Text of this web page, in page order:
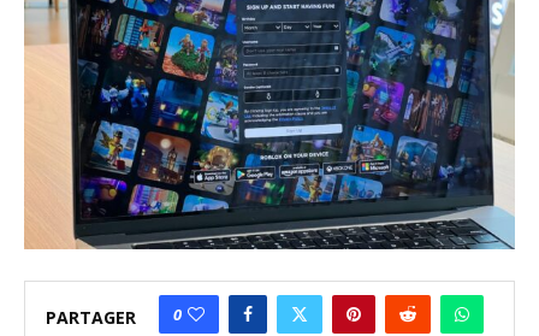
PARTAGER 0